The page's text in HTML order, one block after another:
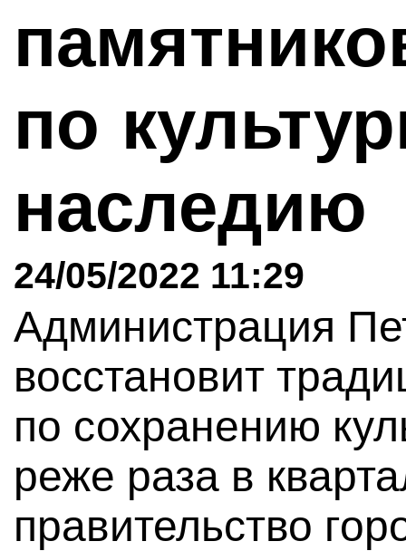
по
наследию
24/05/2022 11:29
Администрация
восстановит
по сохранению
реже раза в
правительство